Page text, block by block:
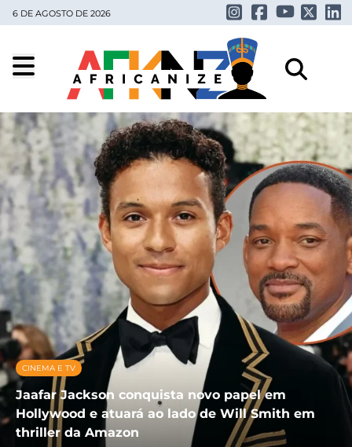
6 DE AGOSTO DE 2026
CINEMA E TV
Jaafar Jackson conquista novo papel em
Hollywood e atuará ao lado de Will Smith em
thriller da Amazon